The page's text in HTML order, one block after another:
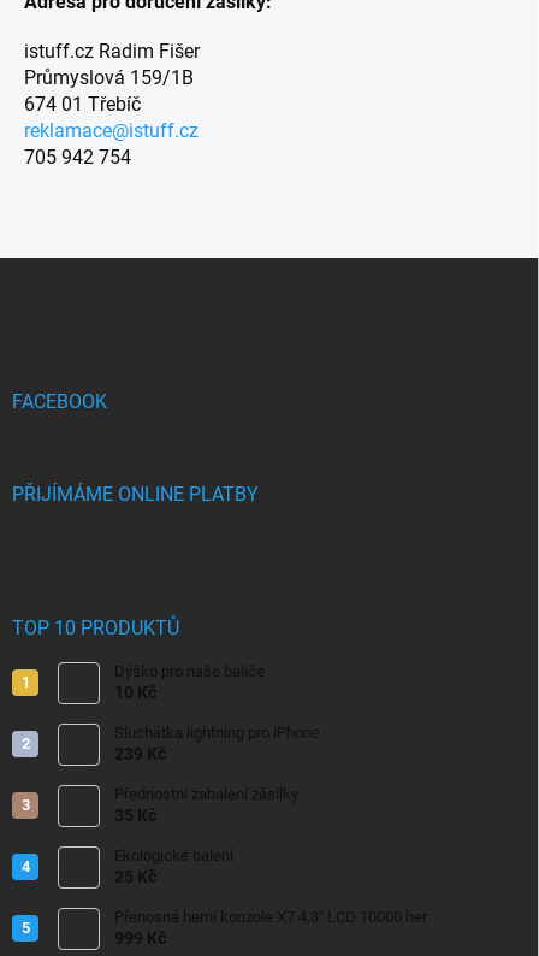
istuff.cz Radim Fišer
Průmyslová 159/1B
674 01 Třebíč
reklamace@istuff.cz
705 942 754
FACEBOOK
PŘIJÍMÁME ONLINE PLATBY
TOP 10 PRODUKTŮ
Dýško pro naše baliče
10 Kč
Sluchátka lightning pro iPhone
239 Kč
Přednostní zabalení zásilky
35 Kč
Ekologické balení
25 Kč
Přenosná herní konzole X7 4,3" LCD 10000 her
999 Kč